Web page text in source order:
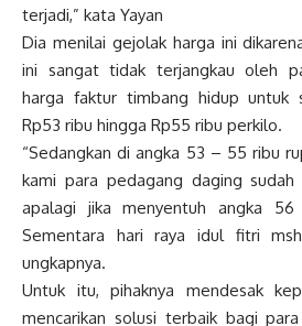
terjadi,” kata Yayan
Dia menilai gejolak harga ini
ini sangat tidak terjangkau oleh
harga faktur timbang hidup untuk
Rp53 ribu hingga Rp55 ribu perkilo.
“Sedangkan di angka 53 – 55 ribu
kami para pedagang daging
apalagi jika menyentuh angka
Sementara hari raya idul fitri
ungkapnya.
Untuk itu, pihaknya mendesak
mencarikan solusi terbaik bagi